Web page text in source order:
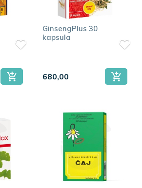
GinsengPlus 30
kapsula
680,00